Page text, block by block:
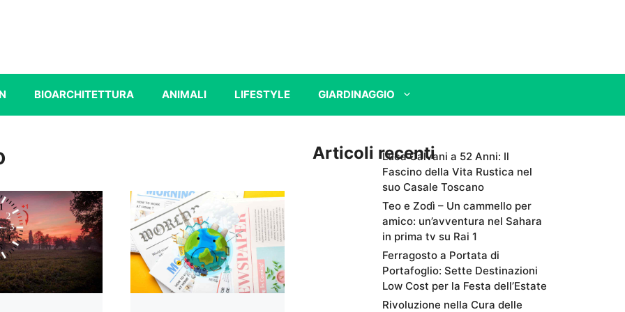
BIOARCHITETTURA ANIMALI LIFESTYLE GIARDINAGGIO
Articoli recentiLuca Calvani a 52 Anni: Il
Fascino della Vita Rustica nel
suo Casale Toscano
Teo e Zodì – Un cammello per
amico: un’avventura nel Sahara
in prima tv su Rai 1
Ferragosto a Portata di
Portafoglio: Sette Destinazioni
Low Cost per la Festa dell’Estate
Rivoluzione nella Cura delle